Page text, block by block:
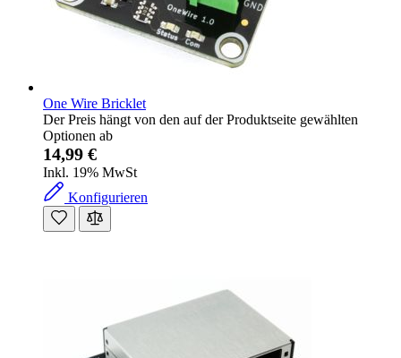
One Wire Bricklet
Der Preis hängt von den auf der Produktseite gewählten
Optionen ab
14,99 €
Inkl. 19% MwSt
Konfigurieren